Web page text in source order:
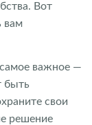
Вот
вам
важное —
быть
свои
решение